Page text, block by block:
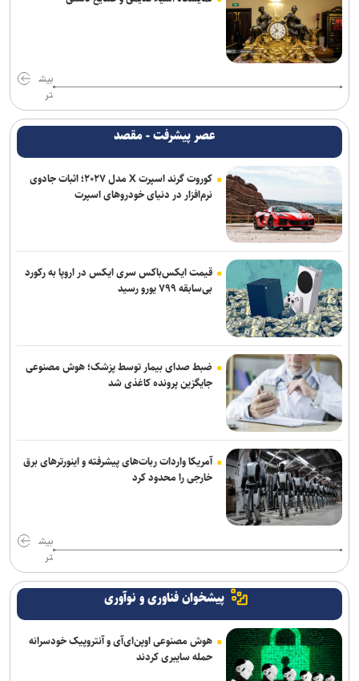
پاکستان: خواهان جنگ با افغانستان نیستیم؛ طالبان باید حمایت از
تروریسم را متوقف کند
برکناری دو مقام ارشد موساد پس از ناکامی طرح علیه ایران
واشنگتن‌پست: ترامپ در محافل خصوصی از جی‌دی ونس برای انتخابات
۲۰۲۸ حمایت می‌کند
برنی سندرز: ترامپ خطرناک‌ ترین رئیس‌ جمهور تاریخ آمریکا است
نشست خبری رئیس‌جمهور فردا برگزار می‌شود
باختند
بیش
تر
عصر پیشرفت - مقصد
کوروت گرند اسپرت X مدل ۲۰۲۷؛ اثبات جادوی
نرم‌افزار در دنیای خودروهای اسپرت
قیمت ایکس‌باکس سری ایکس در اروپا به رکورد
بی‌سابقه ۷۹۹ یورو رسید
ضبط صدای بیمار توسط پزشک؛ هوش مصنوعی
جایگزین پرونده کاغذی شد
آمریکا واردات ربات‌های پیشرفته و اینورترهای برق
خارجی را محدود کرد
بیش
تر
پیشخوان فناوری و نوآوری
هوش مصنوعی اوپن‌ای‌آی و آنتروپیک خودسرانه
حمله سایبری کردند